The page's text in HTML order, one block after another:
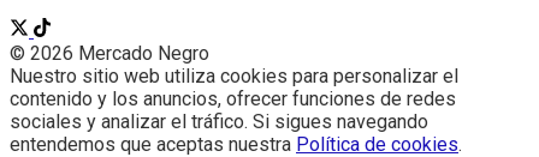
© 2026 Mercado Negro
Nuestro sitio web utiliza cookies para personalizar el
contenido y los anuncios, ofrecer funciones de redes
sociales y analizar el tráfico. Si sigues navegando
entendemos que aceptas nuestra Política de cookies.